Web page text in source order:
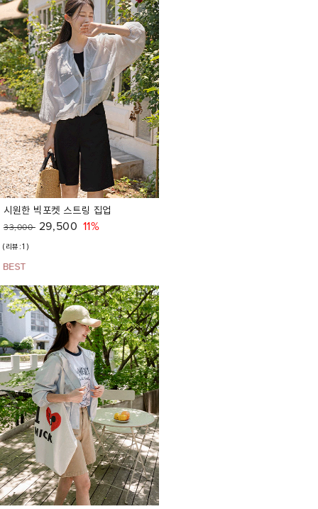
시원한 빅포켓 스트링 집업
33,000 29,500 11%
(리뷰:1)